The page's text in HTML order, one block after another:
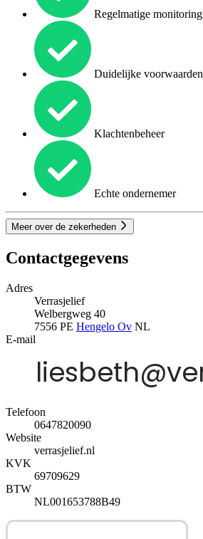
Regelmatige monitoring
Duidelijke voorwaarden
Klachtenbeheer
Echte ondernemer
Meer over de zekerheden
Contactgegevens
Adres
Verrasjelief
Welbergweg 40
7556 PE Hengelo Ov NL
E-mail
Telefoon
0647820090
Website
verrasjelief.nl
KVK
69709629
BTW
NL001653788B49